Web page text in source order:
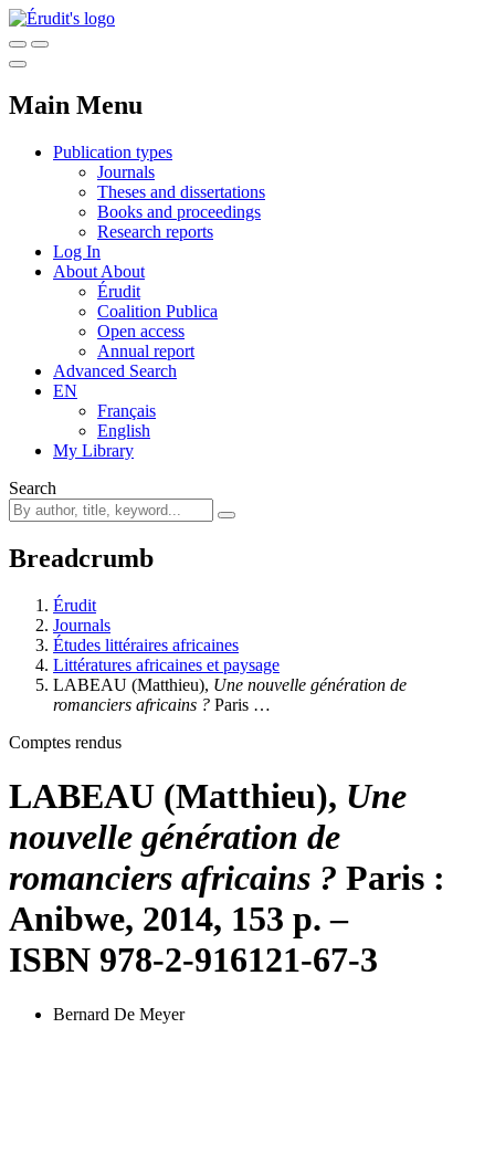
Main Menu
Publication types
Journals
Theses and dissertations
Books and proceedings
Research reports
Log In
About About
Érudit
Coalition Publica
Open access
Annual report
Advanced Search
EN
Français
English
My Library
Search
Breadcrumb
Érudit
Journals
Études littéraires africaines
Littératures africaines et paysage
LABEAU (Matthieu), Une nouvelle génération de
romanciers africains ? Paris …
Comptes rendus
LABEAU (Matthieu), Une
nouvelle génération de
romanciers africains ? Paris :
Anibwe, 2014, 153 p. –
ISBN 978-2-916121-67-3
Bernard De Meyer